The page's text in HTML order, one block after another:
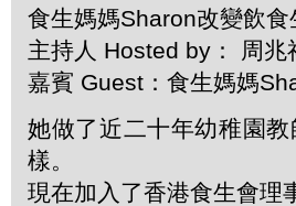
食生媽媽Sharon改變飲食
主持人 Hosted by： 周兆
嘉賓 Guest：食生媽媽
她做了近二十年幼稚園
樣。
現在加入了香港食生會理